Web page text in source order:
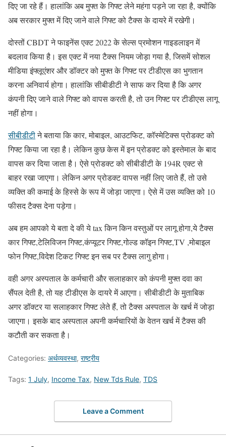
दिए जा रहे हैं। हालांकि अब मुफ्त के गिफ्ट लेने महंगा पड़ने जा रहा है, क्योंकि
अब सरकार मुफ्त में दिए जाने वाले गिफ्ट को टैक्स के दायरे में रखेगी।
दोस्तों CBDT ने फाइनेंस एक्ट 2022 के सेल्स प्रमोशन गाइडलाइन में
बदलाव किया है। इस एक्ट में नया टैक्स नियम जोड़ा गया है, जिसमें सोशल
मीडिया इंफ्लूएंशर और डॉक्टर को मुफ्त के गिफ्ट पर टीडीएस का भुगतान
करना अनिवार्य होगा। हालांकि सीबीडीटी ने साफ कर दिया है कि अगर
कंपनी दिए जाने वाले गिफ्ट को वापस करती है, तो उन गिफ्ट पर टीडीएस लागू
नहीं होगा।
सीबीडीटीने बताया कि कार, मोबाइल, आउटफिट, कॉस्मेटिक्स प्रोडक्ट को
गिफ्ट किया जा रहा है। लेकिन कुछ केस में इन प्रोडक्ट को इस्तेमाल के बाद
वापस कर दिया जाता है। ऐसे प्रोडक्ट को सीबीडीटी के 194R एक्ट से
बाहर रखा जाएगा। लेकिन अगर प्रोडक्ट वापस नहीं लिए जाते हैं, तो उसे
व्यक्ति की कमाई के हिस्से के रूप में जोड़ा जाएगा। ऐसे में उस व्यक्ति को 10
फीसद टैक्स देना पड़ेगा।
अब हम आपको ये बता दे की ये tax किन किन वस्तुओं पर लागू होगा,ये टैक्स
कार गिफ्ट,टेलिविजन गिफ्ट,कंप्यूटर गिफ्ट,गोल्ड कॉइन गिफ्ट,TV ,मोबाइल
फोन गिफ्ट,विदेश टिकट गिफ्ट इन सब पर टैक्स लागु होगा।
वही अगर अस्पताल के कर्मचारी और सलाहकार को कंपनी मुफ्त दवा का
सैंपल देती है, तो यह टीडीएस के दायरे में आएगा। सीबीडीटी के मुताबिक
अगर डॉक्टर या सलाहकार गिफ्ट लेते हैं, तो टैक्स अस्पताल के खर्च में जोड़ा
जाएगा। इसके बाद अस्पताल अपनी कर्मचारियों के वेतन खर्च में टैक्स की
कटौती कर सकता है।
Categories: अर्थव्यवस्था, राष्ट्रीय
Tags: 1 July, Income Tax, New Tds Rule, TDS
Leave a Comment